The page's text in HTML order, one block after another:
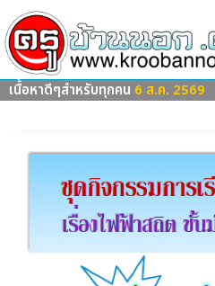
เนื้อหาดีๆสำหรับทุกคน 6 ส.ค. 2569